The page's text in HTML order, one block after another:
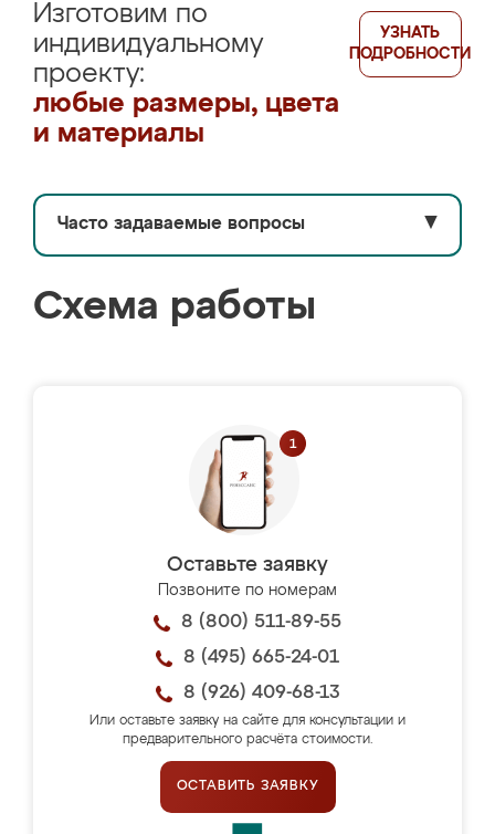
Изготовим по
индивидуальному
проекту:
любые размеры, цвета
и материалы
УЗНАТЬ
ПОДРОБНОСТИ
Часто задаваемые вопросы ▼
Схема работы
Оставьте заявку
Позвоните по номерам
8 (800) 511-89-55
8 (495) 665-24-01
8 (926) 409-68-13
Или оставьте заявку на сайте для консультации и
предварительного расчёта стоимости.
ОСТАВИТЬ ЗАЯВКУ